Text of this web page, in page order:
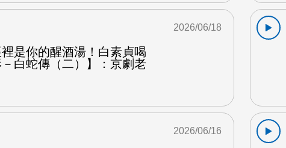
裡是你的醒酒湯！白素貞喝
白蛇傳（二）】：京劇老
2026/06/18
2026/06/16